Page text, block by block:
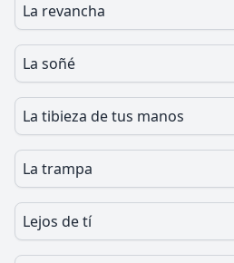
La revancha
La soñé
La tibieza de tus manos
La trampa
Lejos de tí